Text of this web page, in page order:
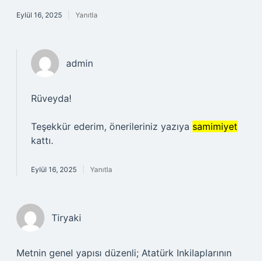
Eylül 16, 2025 Yanıtla
admin
Rüveyda!
Teşekkür ederim, önerileriniz yazıya samimiyet
kattı.
Eylül 16, 2025 Yanıtla
Tiryaki
Metnin genel yapısı düzenli; Atatürk Inkilaplarının